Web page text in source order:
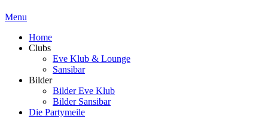
Menu
Home
Clubs
Eve Klub & Lounge
Sansibar
Bilder
Bilder Eve Klub
Bilder Sansibar
Die Partymeile